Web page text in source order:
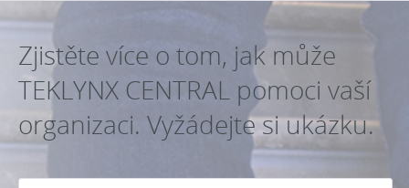
Zjistěte více o tom, jak může
TEKLYNX CENTRAL pomoci vaší
organizaci. Vyžádejte si ukázku.